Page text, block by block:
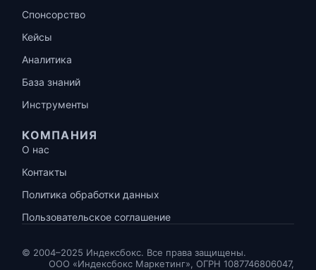
Спонсорство
Кейсы
Аналитика
База знаний
Инструменты
КОМПАНИЯ
О нас
Контакты
Политика обработки данных
Пользовательское соглашение
© 2004–2025 Индексбокс. Все права защищены.
ООО «Индексбокс Маркетинг», ОГРН 1087746806047,